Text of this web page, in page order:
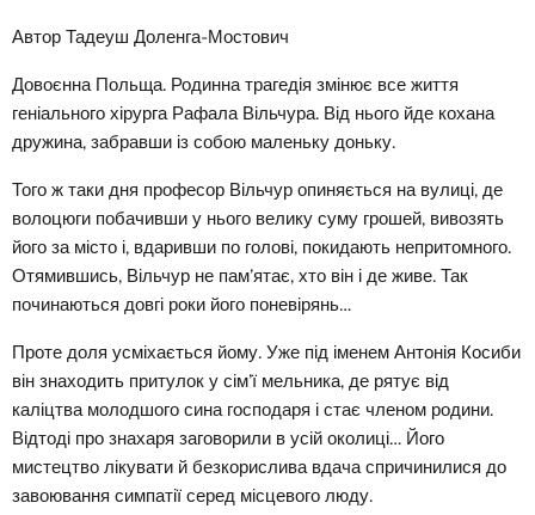
Автор Тадеуш Доленга-Мостович
Довоєнна Польща. Родинна трагедія змінює все життя
геніального хірурга Рафала Вільчура. Від нього йде кохана
дружина, забравши із собою маленьку доньку.
Того ж таки дня професор Вільчур опиняється на вулиці, де
волоцюги побачивши у нього велику суму грошей, вивозять
його за місто і, вдаривши по голові, покидають непритомного.
Отямившись, Вільчур не пам’ятає, хто він і де живе. Так
починаються довгі роки його поневірянь…
Проте доля усміхається йому. Уже під іменем Антонія Косиби
він знаходить притулок у сім’ї мельника, де рятує від
каліцтва молодшого сина господаря і стає членом родини.
Відтоді про знахаря заговорили в усій околиці… Його
мистецтво лікувати й безкорислива вдача спричинилися до
завоювання симпатії серед місцевого люду.